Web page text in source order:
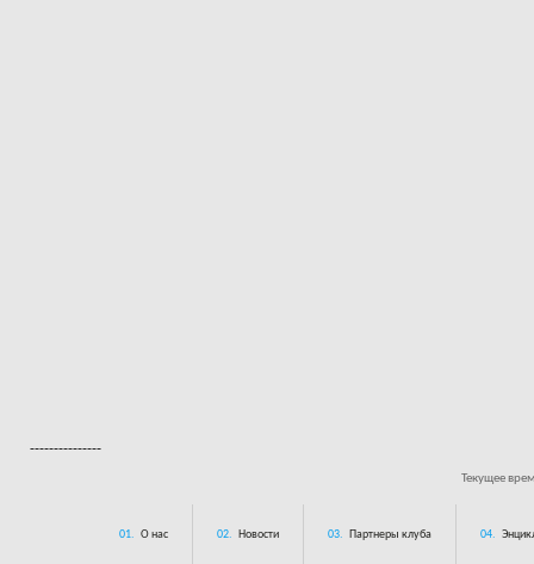
---------------
Текущее
01. О нас 02. Новости 03. Партнеры клуба 04.